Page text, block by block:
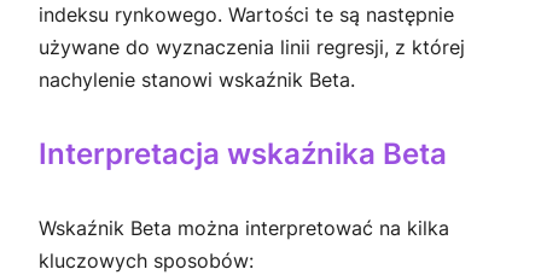
indeksu rynkowego. Wartości te są następnie
używane do wyznaczenia linii regresji, z której
nachylenie stanowi wskaźnik Beta.
Interpretacja wskaźnika Beta
Wskaźnik Beta można interpretować na kilka
kluczowych sposobów: